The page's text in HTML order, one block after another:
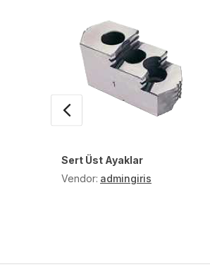
Sert Üst Ayaklar
Vendor: admingiris